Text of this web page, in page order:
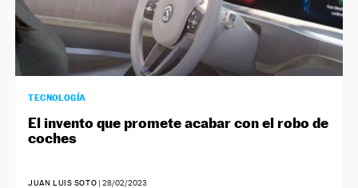
TECNOLOGÍA
El invento que promete acabar con el robo de
coches
JUAN LUIS SOTO |28/02/2023